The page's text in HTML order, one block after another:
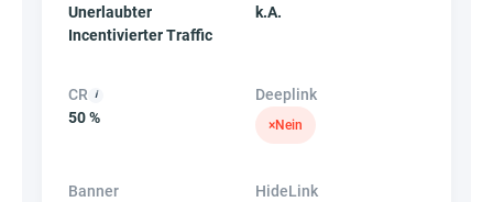
Unerlaubter
Incentivierter Traffic
k.A.
CR
50 %
Deeplink
×Nein
Banner HideLink